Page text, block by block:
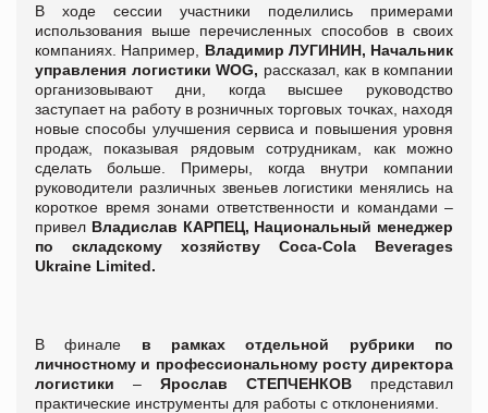
В ходе сессии участники поделились примерами
использования выше перечисленных способов в своих
компаниях. Например, Владимир ЛУГИНИН, Начальник
управления логистики WOG, рассказал, как в компании
организовывают дни, когда высшее руководство
заступает на работу в розничных торговых точках, находя
новые способы улучшения сервиса и повышения уровня
продаж, показывая рядовым сотрудникам, как можно
сделать больше. Примеры, когда внутри компании
руководители различных звеньев логистики менялись на
короткое время зонами ответственности и командами –
привел Владислав КАРПЕЦ, Национальный менеджер
по складскому хозяйству Coca-Cola Beverages
Ukraine Limited.
В финале в рамках отдельной рубрики по
личностному и профессиональному росту директора
логистики – Ярослав СТЕПЧЕНКОВ представил
практические инструменты для работы с отклонениями.